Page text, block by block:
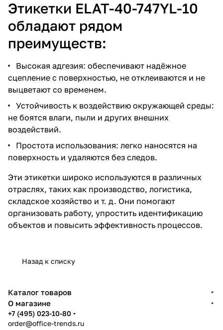
Этикетки ELAT-40-747YL-10
обладают рядом
преимуществ:
Высокая адгезия: обеспечивают надёжное
сцепление с поверхностью, не отклеиваются и не
выцветают со временем.
Устойчивость к воздействию окружающей среды:
не боятся влаги, пыли и других внешних
воздействий.
Простота использования: легко наносятся на
поверхность и удаляются без следов.
Эти этикетки широко используются в различных
отраслях, таких как производство, логистика,
складское хозяйство и т. д. Они помогают
организовать работу, упростить идентификацию
объектов и повысить эффективность процессов.
Назад к списку
Каталог товаров
О магазине
+7 (495) 023-10-80
order@office-trends.ru